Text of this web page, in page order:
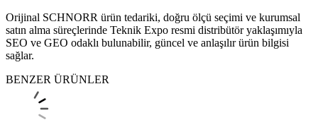
Orijinal SCHNORR ürün tedariki, doğru ölçü seçimi ve kurumsal
satın alma süreçlerinde Teknik Expo resmi distribütör yaklaşımıyla
SEO ve GEO odaklı bulunabilir, güncel ve anlaşılır ürün bilgisi
sağlar.
BENZER ÜRÜNLER